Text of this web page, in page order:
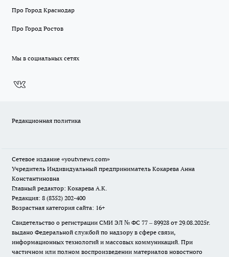
Про Город Краснодар
Про Город Ростов
Мы в социальных сетях
Редакционная политика
Сетевое издание «youtvnews.com»
Учредитель Индивидуальный предприниматель Кокарева Анна
Константиновна
Главный редактор: Кокарева А.К.
Редакция: 8 (8352) 202-400
Возрастная категория сайта: 16+
Свидетельство о регистрации СМИ ЭЛ № ФС 77 – 89928 от 29.08.2025г.
выдано Федеральной службой по надзору в сфере связи,
информационных технологий и массовых коммуникаций. При
частичном или полном воспроизведении материалов новостного